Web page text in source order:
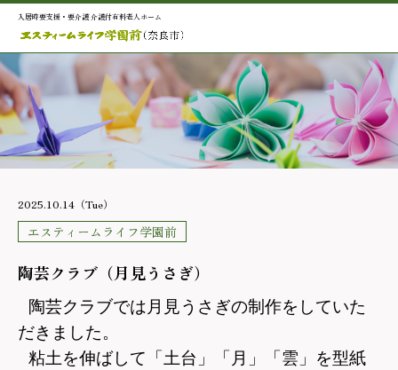
入居時要支援・要介護 介護付有料老人ホーム
2025.10.14（Tue）
エスティームライフ学園前
陶芸クラブ（月見うさぎ）
陶芸クラブでは月見うさぎの制作をしていた
だきました。
粘土を伸ばして「土台」「月」「雲」を型紙